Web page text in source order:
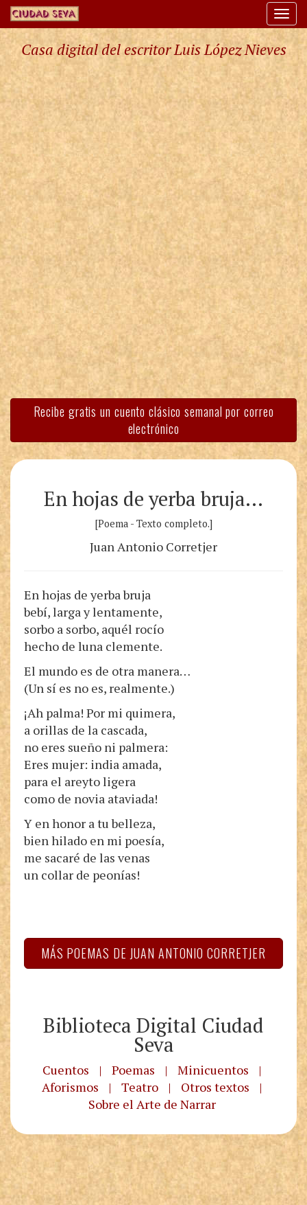
Casa digital del escritor Luis López Nieves
Recibe gratis un cuento clásico semanal por correo
electrónico
En hojas de yerba bruja…
[Poema - Texto completo.]
Juan Antonio Corretjer
En hojas de yerba bruja
bebí, larga y lentamente,
sorbo a sorbo, aquél rocío
hecho de luna clemente.
El mundo es de otra manera…
(Un sí es no es, realmente.)
¡Ah palma! Por mi quimera,
a orillas de la cascada,
no eres sueño ni palmera:
Eres mujer: india amada,
para el areyto ligera
como de novia ataviada!
Y en honor a tu belleza,
bien hilado en mi poesía,
me sacaré de las venas
un collar de peonías!
MÁS POEMAS DE JUAN ANTONIO CORRETJER
Biblioteca Digital Ciudad
Seva
Cuentos | Poemas | Minicuentos
|
Aforismos
| Teatro | Otros textos
|
Sobre el Arte de Narrar